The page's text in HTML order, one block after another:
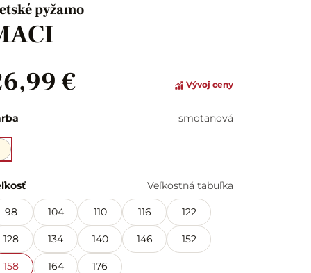
pyžamo
€
Vývoj ceny
smotanová
Veľkostná tabuľka
98 104 110 116 122
128 134 140 146 152
158 164 176